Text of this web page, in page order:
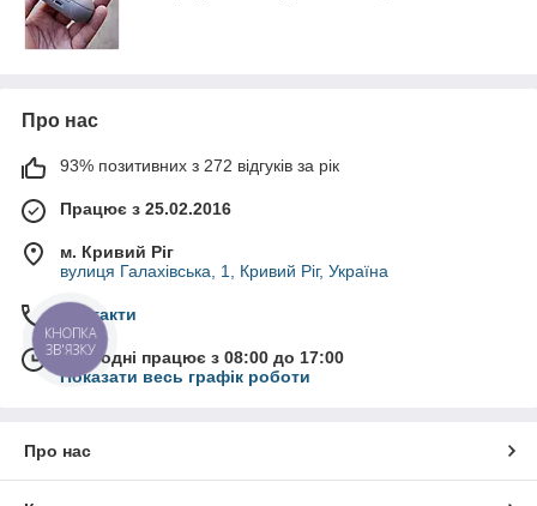
Про нас
93% позитивних з 272 відгуків за рік
Працює з 25.02.2016
м. Кривий Ріг
вулиця Галахівська, 1, Кривий Ріг, Україна
Контакти
Сьогодні працює з 08:00 до 17:00
Показати весь графік роботи
Про нас
КНОПКА
ЗВ'ЯЗКУ